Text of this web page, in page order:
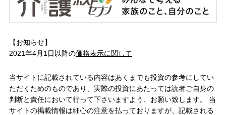
【お知らせ】
2021年4月1日以降の価格表示に関して
当サイトに記載されている内容はあくまでも投資の参考にしてい
ただくためのものであり、実際の投資にあたっては読者ご自身の
判断と責任において行って下さいますよう、お願い致します。 当
サイトの掲載情報は細心の注意を払っておりますが、記載される